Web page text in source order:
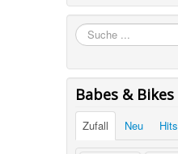
Suchen
Babes & Bikes
Zufall Neu Hits